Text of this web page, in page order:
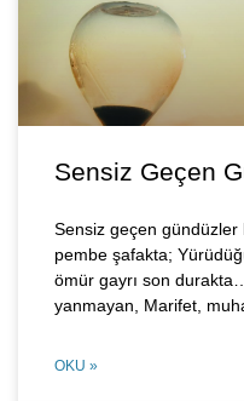
Sensiz Geçen
Sensiz geçen gündüzler
pembe şafakta;
ömür gayrı son
yanmayan, Marifet,
OKU »